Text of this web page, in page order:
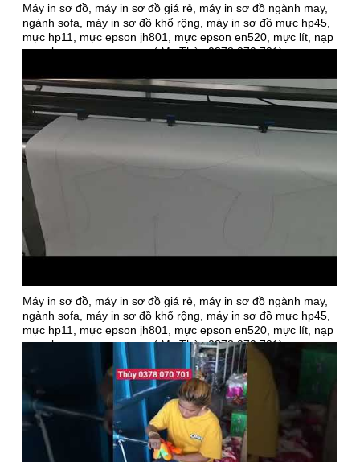
Máy in sơ đồ, máy in sơ đồ giá rẻ, máy in sơ đồ ngành may,
ngành sofa, máy in sơ đồ khổ rộng, máy in sơ đồ mực hp45,
mực hp11, mực epson jh801, mực epson en520, mực lít, nạp
mực, bơm mực, sạc mực ( Ms Thùy 0378 070 701)
Máy in sơ đồ, máy in sơ đồ giá rẻ, máy in sơ đồ ngành may,
ngành sofa, máy in sơ đồ khổ rộng, máy in sơ đồ mực hp45,
mực hp11, mực epson jh801, mực epson en520, mực lít, nạp
mực, bơm mực, sạc mực ( Ms Thùy 0378 070 701)